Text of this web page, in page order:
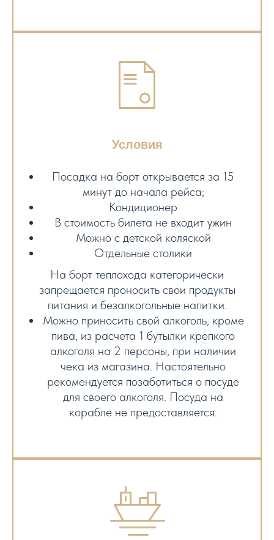
Условия
Посадка на борт открывается за 15
минут до начала рейса;
Кондиционер
В стоимость билета не входит ужин
Можно с детской коляской
Отдельные столики
На борт теплохода категорически
запрещается проносить свои продукты
питания и безалкогольные напитки.
Можно приносить свой алкоголь, кроме
пива, из расчета 1 бутылки крепкого
алкоголя на 2 персоны, при наличии
чека из магазина. Настоятельно
рекомендуется позаботиться о посуде
для своего алкоголя. Посуда на
корабле не предоставляется.